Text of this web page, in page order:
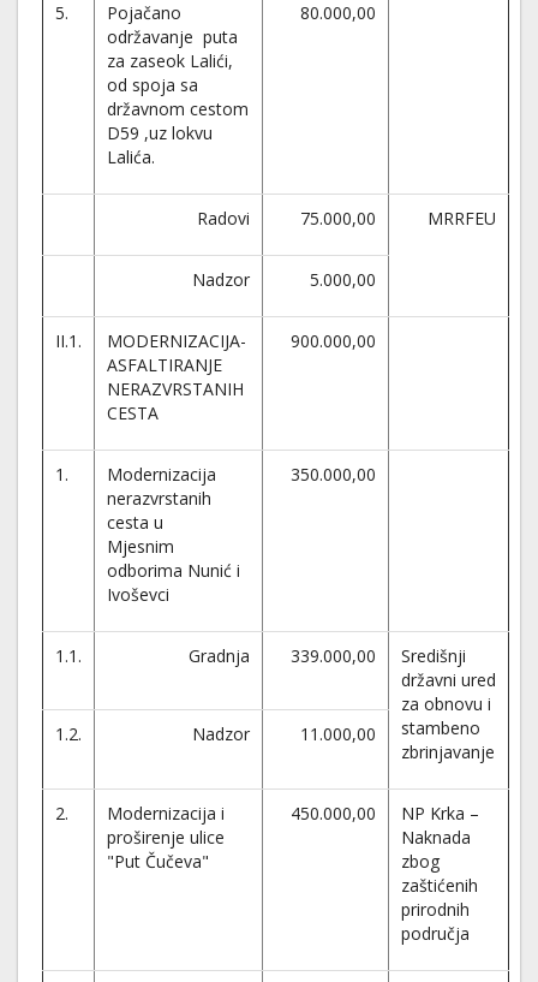
5.
Pojačano
održavanje puta
za zaseok Lalići,
od spoja sa
državnom cestom
D59 ,uz lokvu
Lalića.
80.000,00
Radovi 75.000,00 MRRFEU
Nadzor 5.000,00
II.1.
MODERNIZACIJA-
ASFALTIRANJE
NERAZVRSTANIH
CESTA
900.000,00
1.
Modernizacija
nerazvrstanih
cesta u
Mjesnim
odborima Nunić i
Ivoševci
350.000,00
1.1. Gradnja 339.000,00
Središnji
državni ured
za obnovu i
stambeno
zbrinjavanje
1.2. Nadzor 11.000,00
2.
Modernizacija i
proširenje ulice
"Put Čučeva"
450.000,00
NP Krka –
Naknada
zbog
zaštićenih
prirodnih
područja